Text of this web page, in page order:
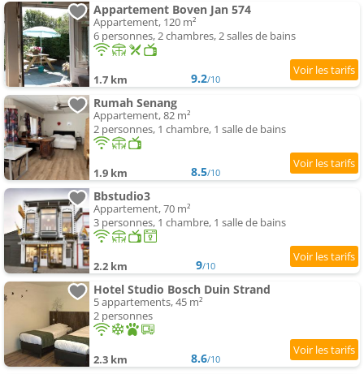
Appartement Boven Jan 574
Appartement, 120 m²
6 personnes, 2 chambres, 2 salles de bains
1.7 km 9.2/10
Rumah Senang
Appartement, 82 m²
2 personnes, 1 chambre, 1 salle de bains
1.9 km 8.5/10
Bbstudio3
Appartement, 70 m²
3 personnes, 1 chambre, 1 salle de bains
2.2 km 9/10
Hotel Studio Bosch Duin Strand
5 appartements, 45 m²
2 personnes
2.3 km 8.6/10